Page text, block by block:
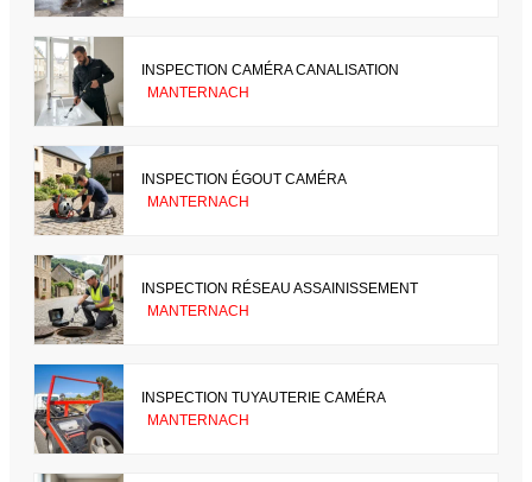
INSPECTION CAMÉRA CANALISATION
MANTERNACH
INSPECTION ÉGOUT CAMÉRA
MANTERNACH
INSPECTION RÉSEAU ASSAINISSEMENT
MANTERNACH
INSPECTION TUYAUTERIE CAMÉRA
MANTERNACH